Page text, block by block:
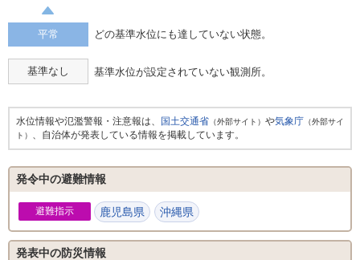
平常 どの基準水位にも達していない状態。
基準なし 基準水位が設定されていない観測所。
水位情報や氾濫警報・注意報は、 国土交通省 （外部サイト） や気象庁 （外部サイ
ト） 、自治体が発表している情報を掲載しています。
発令中の避難情報
避難指示 鹿児島県 沖縄県
発表中の防災情報